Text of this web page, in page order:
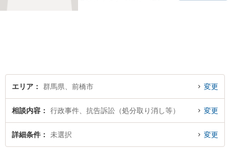
エリア 群馬県、前橋市 変更
相談内容 行政事件、抗告訴訟（処分取り消し等） 変更
詳細条件 未選択 変更